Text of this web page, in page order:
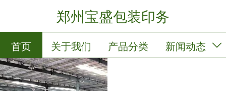
郑州宝盛包装印务
首页 关于我们 产品分类 新闻动态
产品展示 留言板